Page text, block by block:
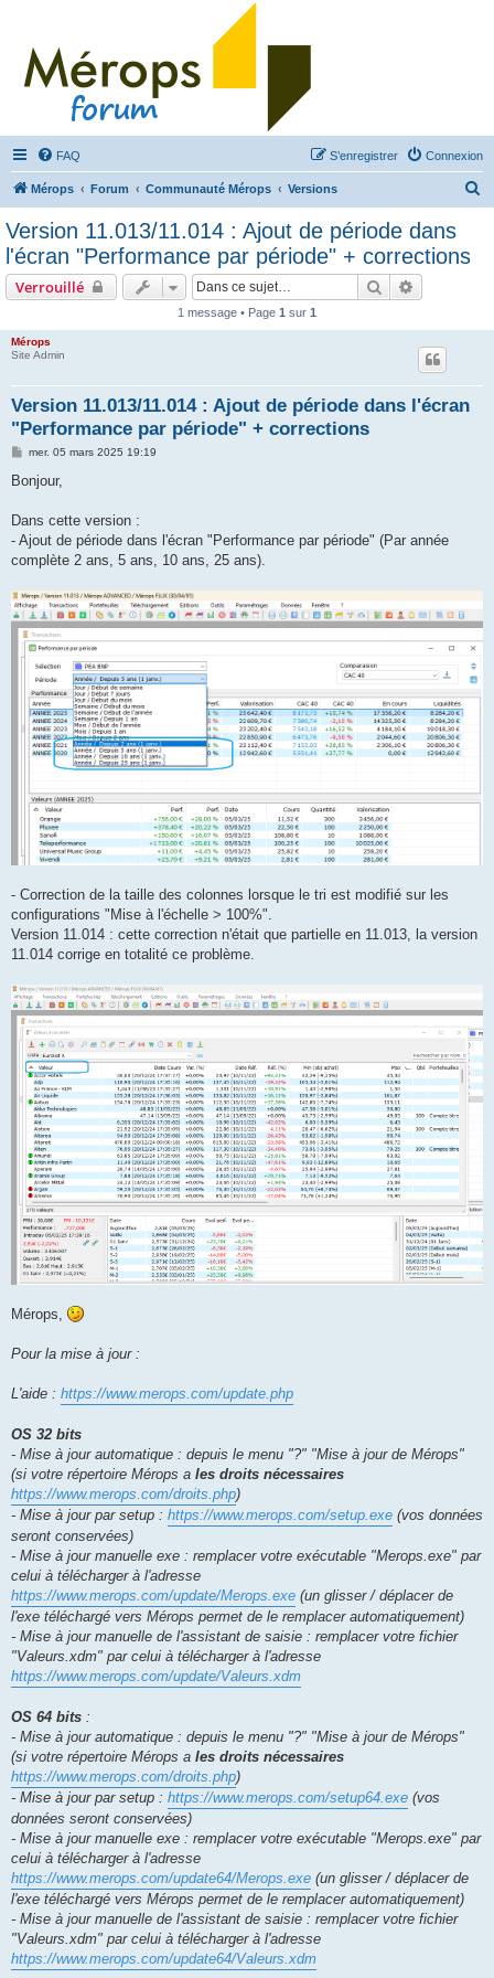
FAQ Connexion
S’enregistrer
Mérops Forum Communauté Mérops Versions
Version 11.013/11.014 : Ajout de période dans
l'écran "Performance par période" + corrections
Verrouillé Rechercher
1 message • Page 1 sur 1
Mérops
Site Admin
Version 11.013/11.014 : Ajout de période dans l'écran
"Performance par période" + corrections
M
s
g
mer. 05 mars 2025 19:19
Bonjour,
Dans cette version :
- Ajout de période dans l'écran "Performance par période" (Par année
complète 2 ans, 5 ans, 10 ans, 25 ans).
- Correction de la taille des colonnes lorsque le tri est modifié sur les
configurations "Mise à l'échelle > 100%".
Version 11.014 : cette correction n'était que partielle en 11.013, la version
11.014 corrige en totalité ce problème.
Mérops,
Pour la mise à jour :
L'aide : https://www.merops.com/update.php
OS 32 bits
- Mise à jour automatique : depuis le menu "?" "Mise à jour de Mérops"
(si votre répertoire Mérops a les droits nécessaires
https://www.merops.com/droits.php)
- Mise à jour par setup : https://www.merops.com/setup.exe (vos données
seront conservées)
- Mise à jour manuelle exe : remplacer votre exécutable "Merops.exe" par
celui à télécharger à l'adresse
https://www.merops.com/update/Merops.exe (un glisser / déplacer de
l'exe téléchargé vers Mérops permet de le remplacer automatiquement)
- Mise à jour manuelle de l'assistant de saisie : remplacer votre fichier
"Valeurs.xdm" par celui à télécharger à l'adresse
https://www.merops.com/update/Valeurs.xdm
OS 64 bits :
- Mise à jour automatique : depuis le menu "?" "Mise à jour de Mérops"
(si votre répertoire Mérops a les droits nécessaires
https://www.merops.com/droits.php)
- Mise à jour par setup : https://www.merops.com/setup64.exe (vos
données seront conservées)
- Mise à jour manuelle exe : remplacer votre exécutable "Merops.exe" par
celui à télécharger à l'adresse
https://www.merops.com/update64/Merops.exe (un glisser / déplacer de
l'exe téléchargé vers Mérops permet de le remplacer automatiquement)
- Mise à jour manuelle de l'assistant de saisie : remplacer votre fichier
"Valeurs.xdm" par celui à télécharger à l'adresse
https://www.merops.com/update64/Valeurs.xdm